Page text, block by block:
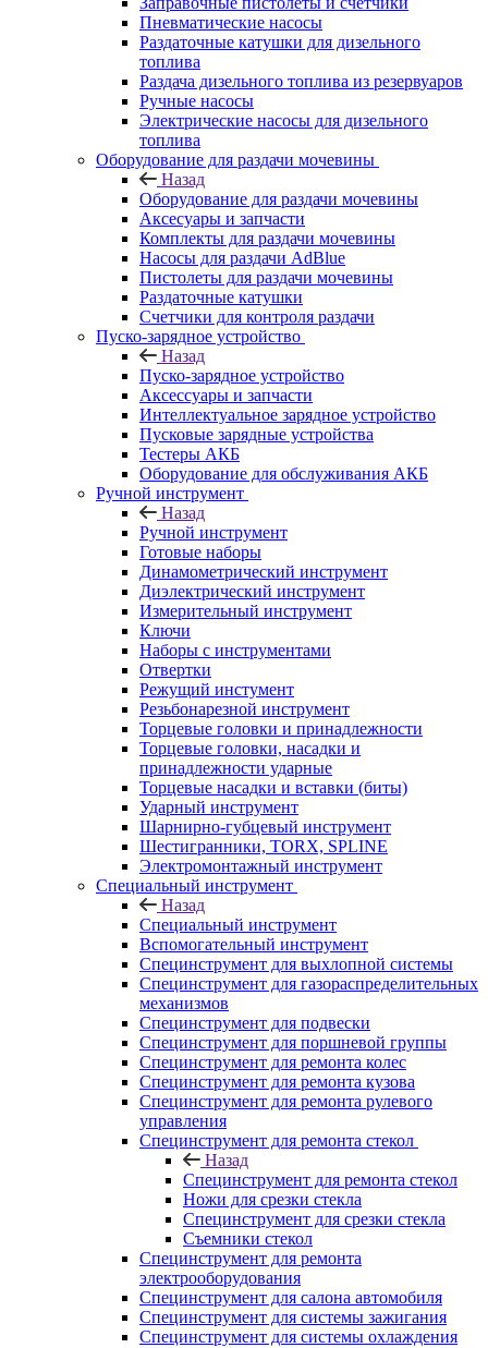
Пневматические насосы
Раздаточные катушки для дизельного
топлива
Раздача дизельного топлива из резервуаров
Ручные насосы
Электрические насосы для дизельного
топлива
Оборудование для раздачи мочевины
Назад
Оборудование для раздачи мочевины
Аксесуары и запчасти
Комплекты для раздачи мочевины
Насосы для раздачи AdBlue
Пистолеты для раздачи мочевины
Раздаточные катушки
Счетчики для контроля раздачи
Пуско-зарядное устройство
Назад
Пуско-зарядное устройство
Аксессуары и запчасти
Интеллектуальное зарядное устройство
Пусковые зарядные устройства
Тестеры АКБ
Оборудование для обслуживания АКБ
Ручной инструмент
Назад
Ручной инструмент
Готовые наборы
Динамометрический инструмент
Диэлектрический инструмент
Измерительный инструмент
Ключи
Наборы с инструментами
Отвертки
Режущий инстумент
Резьбонарезной инструмент
Торцевые головки и принадлежности
Торцевые головки, насадки и
принадлежности ударные
Торцевые насадки и вставки (биты)
Ударный инструмент
Шарнирно-губцевый инструмент
Шестигранники, TORX, SPLINE
Электромонтажный инструмент
Специальный инструмент
Назад
Специальный инструмент
Вспомогательный инструмент
Специнструмент для выхлопной системы
Специнструмент для газораспределительных
механизмов
Специнструмент для подвески
Специнструмент для поршневой группы
Специнструмент для ремонта колес
Специнструмент для ремонта кузова
Специнструмент для ремонта рулевого
управления
Специнструмент для ремонта стекол
Назад
Специнструмент для ремонта стекол
Ножи для срезки стекла
Специнструмент для срезки стекла
Съемники стекол
Специнструмент для ремонта
электрооборудования
Специнструмент для салона автомобиля
Специнструмент для системы зажигания
Специнструмент для системы охлаждения